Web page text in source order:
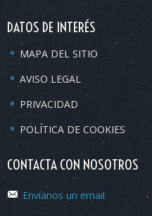
DATOS DE INTERÉS
MAPA DEL SITIO
AVISO LEGAL
PRIVACIDAD
POLÍTICA DE COOKIES
CONTACTA CON NOSOTROS
Envíanos un email